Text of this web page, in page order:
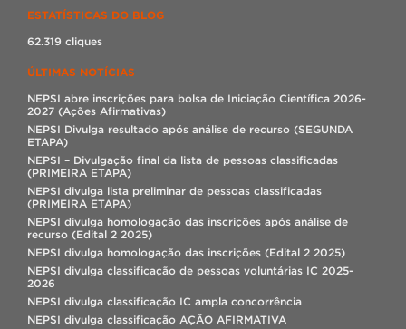
ESTATÍSTICAS DO BLOG
62.319 cliques
ÚLTIMAS NOTÍCIAS
NEPSI abre inscrições para bolsa de Iniciação Científica 2026-
2027 (Ações Afirmativas)
NEPSI Divulga resultado após análise de recurso (SEGUNDA
ETAPA)
NEPSI – Divulgação final da lista de pessoas classificadas
(PRIMEIRA ETAPA)
NEPSI divulga lista preliminar de pessoas classificadas
(PRIMEIRA ETAPA)
NEPSI divulga homologação das inscrições após análise de
recurso (Edital 2 2025)
NEPSI divulga homologação das inscrições (Edital 2 2025)
NEPSI divulga classificação de pessoas voluntárias IC 2025-
2026
NEPSI divulga classificação IC ampla concorrência
NEPSI divulga classificação AÇÃO AFIRMATIVA